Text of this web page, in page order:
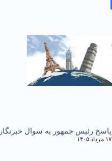
پاسخ رئیس جمهور به سوال خبرنگار انصاف درباره
۱۷ مرداد ۱۴۰۵